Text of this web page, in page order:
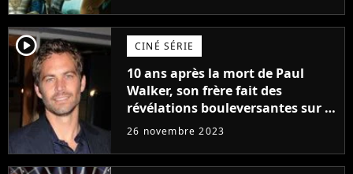
player2 CINÉ SÉRIE
10 ans après la mort de Paul
Walker, son frère fait des
révélations bouleversantes sur la
réaction des acteurs de Fast and
26 novembre 2023